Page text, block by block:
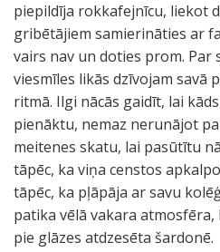
piepildīja rokkafejnīcu, liekot
gribētājiem samierināties ar
vairs nav un doties prom. Par
viesmīles likās dzīvojam savā
ritmā. Ilgi nācās gaidīt, lai
pienāktu, nemaz nerunājot
meitenes skatu, lai pasūtītu
tāpēc, ka viņa censtos
tāpēc, ka pļāpāja ar savu
patika vēlā vakara
pie glāzes atdzesēta šardonē.